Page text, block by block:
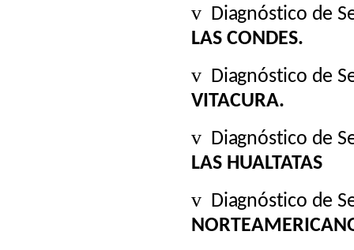
v Diagnóstico de
LAS CONDES.
v Diagnóstico de
VITACURA.
v Diagnóstico de
LAS HUALTATAS
v Diagnóstico de